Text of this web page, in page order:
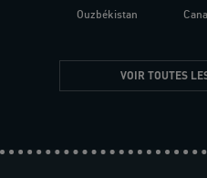
Ouzbékistan
VOIR TOUTES